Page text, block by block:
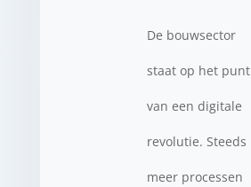
De bouwsector
staat op het punt
van een digitale
revolutie. Steeds
meer processen